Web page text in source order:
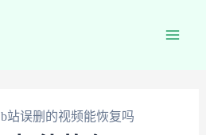
b站误删的视频能恢复吗